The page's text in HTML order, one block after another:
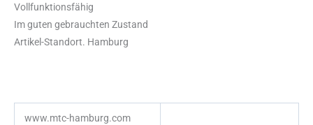
Vollfunktionsfähig
Im guten gebrauchten Zustand
Artikel-Standort. Hamburg
www.mtc-hamburg.com